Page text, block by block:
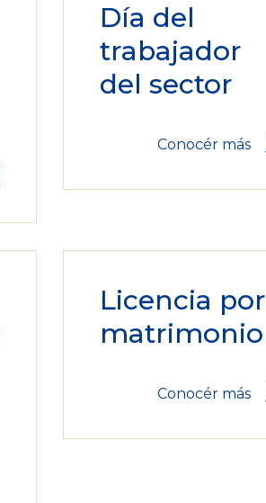
Día del
trabajador
del sector
Conocér más
Licencia por
matrimonio
Conocér más